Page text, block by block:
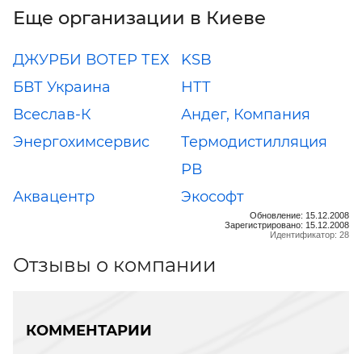
Еще организации в Киеве
ДЖУРБИ ВОТЕР ТЕХ
KSB
БВТ Украина
НТТ
Всеслав-К
Андег, Компания
Энергохимсервис
Термодистилляция
РВ
Аквацентр
Экософт
Обновление: 15.12.2008
Зарегистрировано: 15.12.2008
Идентификатор: 28
Отзывы о компании
КОММЕНТАРИИ